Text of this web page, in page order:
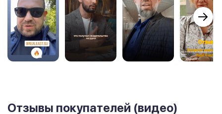
Отзывы покупателей (видео)